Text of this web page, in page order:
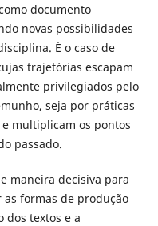
documento
novas possibilidades
É o caso de
trajetórias escapam
privilegiados pelo
seja por práticas
multiplicam os pontos
passado.
maneira decisiva para
formas de produção
dos textos e a